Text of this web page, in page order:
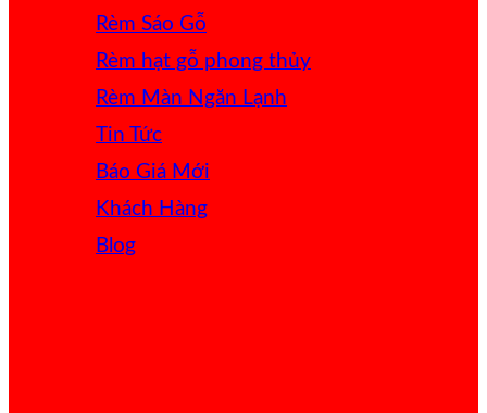
Rèm Sáo Gỗ
Rèm hạt gỗ phong thủy
Rèm Màn Ngăn Lạnh
Tin Tức
Báo Giá
Khách Hàng
Blog